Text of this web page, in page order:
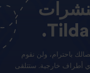
Tilda.
باحترام، ولن نقوم
أي أطراف خارجية. ستتلقى